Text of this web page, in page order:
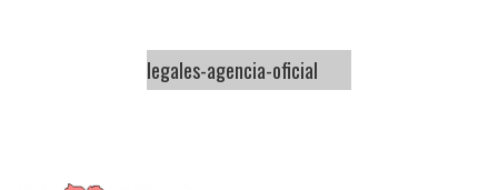
legales-agencia-oficial